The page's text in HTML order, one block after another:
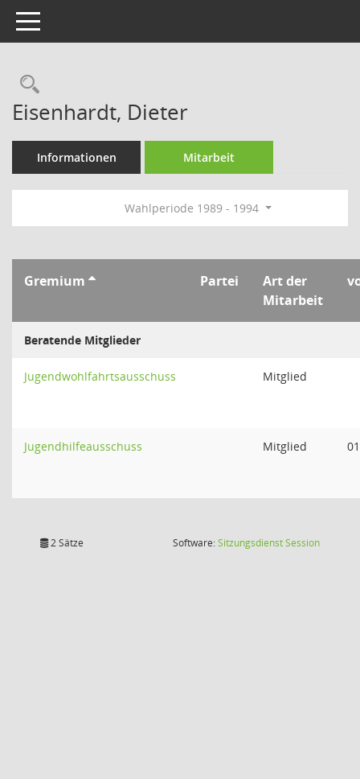
Toggle navigation
Rechercheauswahl
Eisenhardt, Dieter
Informationen Mitarbeit
Wahlperiode 1989 - 1994
Gremium Partei
Art der
Mitarbeit
Beratende Mitglieder
Jugendwohlfahrtsausschuss Mitglied
Jugendhilfeausschuss Mitglied
2 Sätze Software:SitzungsdienstSession(Wird in